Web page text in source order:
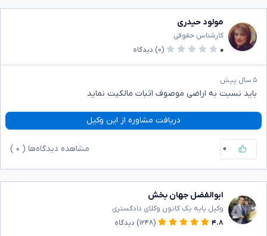
مولود حیدری
کارشناس حقوقی
۰
(۰) دیدگاه
۵ سال پیش
باید نسبت به اراضی موصوف اثبات مالکیت نماید
دریافت مشاوره از این وکیل
۰ مشاهده دیدگاه‌ها ( ۰
ابوالفضل جهان بخش
وکیل پایه یک کانون وکلای دادگستری
۴.۸
(۱۲۴۸) دیدگاه